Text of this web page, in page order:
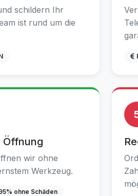
schildern Ihr
ist rund um die
Öffnung
wir ohne
Werkzeug.
ohne Schäden